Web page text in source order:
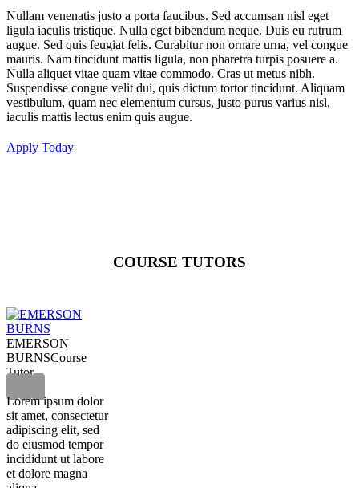
Nullam venenatis justo a porta faucibus. Sed accumsan nisl eget
ligula iaculis tristique. Nulla eget bibendum neque. Duis eu rutrum
augue. Sed quis feugiat felis. Curabitur non ornare urna, vel congue
mauris. Nam tincidunt mattis ligula, non pharetra turpis posuere a.
Nulla aliquet vitae quam vitae commodo. Cras ut metus nibh.
Suspendisse congue velit dui, quis dictum tortor tincidunt. Aliquam
vestibulum, quam nec elementum cursus, justo purus varius nisl,
iaculis mattis lectus enim quis augue.
Apply Today
COURSE TUTORS
EMERSON
BURNSCourse
Tutor
Lorem ipsum dolor
sit amet, consectetur
adipiscing elit, sed
do eiusmod tempor
incididunt ut labore
et dolore magna